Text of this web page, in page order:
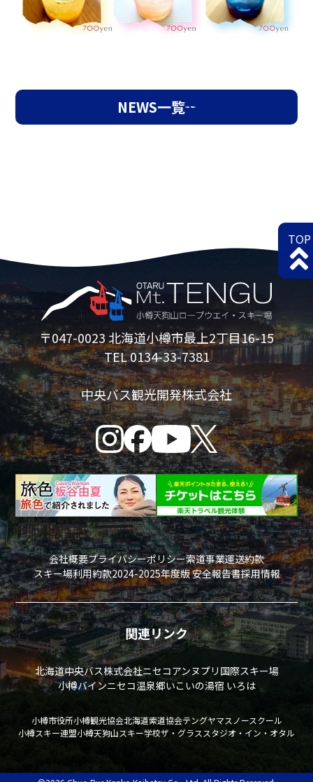
NEWS一覧
〒047-0023 北海道小樽市最上2丁目16-15
TEL 0134-33-7381
中央バス観光開発株式会社
会社概要プライバシーポリシー索道事業運送約款
スキー場利用約款2024-2025年度版 安全報告書採用情報
関連リンク
北海道中央バス株式会社ニセコアンヌプリ国際スキー場
小樽バインニセコ温泉郷いこいの湯宿 いろは
小樽市役所小樽観光協会北海道索道協会テングヤマスノースクール
小樽スキー連盟小樽天狗山スキー学校ザ・グラススタジオ・イン・オタル
TOP